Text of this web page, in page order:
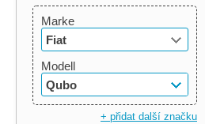
Marke
Fiat
Modell
Qubo
+ přidat další značku